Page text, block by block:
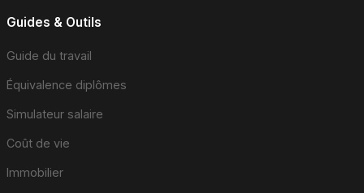
Guides & Outils
Guide du travail
Équivalence diplômes
Simulateur salaire
Coût de vie
Immobilier